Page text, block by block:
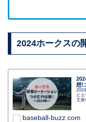
2024ホークスの
想!
と
王座
baseball-buzz.com